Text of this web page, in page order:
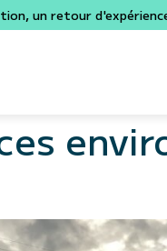
un retour